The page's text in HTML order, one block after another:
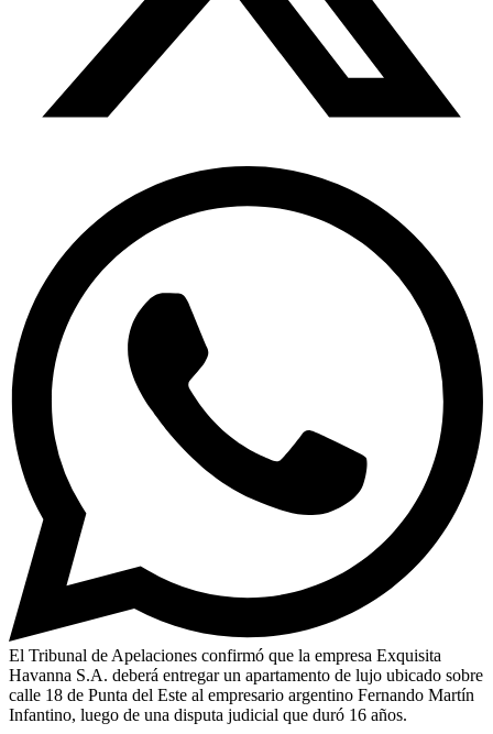
El Tribunal de Apelaciones confirmó que la empresa Exquisita
Havanna S.A. deberá entregar un apartamento de lujo ubicado sobre
calle 18 de Punta del Este al empresario argentino Fernando Martín
Infantino, luego de una disputa judicial que duró 16 años.